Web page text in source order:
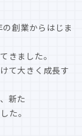
創業からはじま
きました。
て大きく成長す
新た
た。